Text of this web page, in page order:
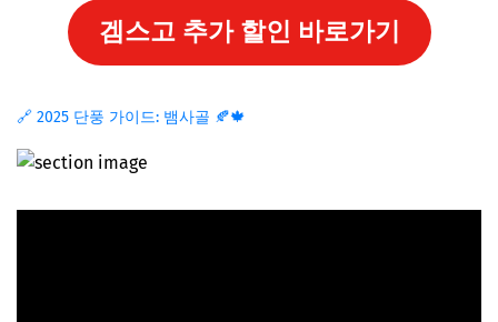
겜스고 추가 할인 바로가기
🔗 2025 단풍 가이드: 뱀사골 🍂🍁